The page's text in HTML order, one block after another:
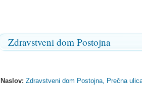
Zdravstveni dom Postojna
Naslov: Zdravstveni dom Postojna, Prečna